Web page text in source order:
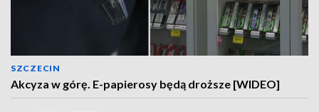
SZCZECIN
Akcyza w górę. E-papierosy będą droższe [WIDEO]